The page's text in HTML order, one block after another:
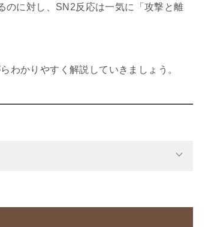
のに対し、SN2反応は一気に「攻撃と離
わかりやすく解説していきましょう。